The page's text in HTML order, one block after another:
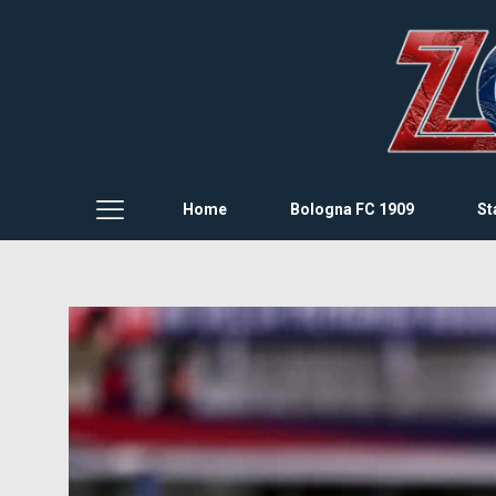
Home Bologna FC 1909